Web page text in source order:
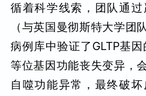
循着科学线索，团队通
（与英国曼彻斯特大学团
病例库中验证了GLTP基
等位基因功能丧失变异，
自噬功能异常，最终破